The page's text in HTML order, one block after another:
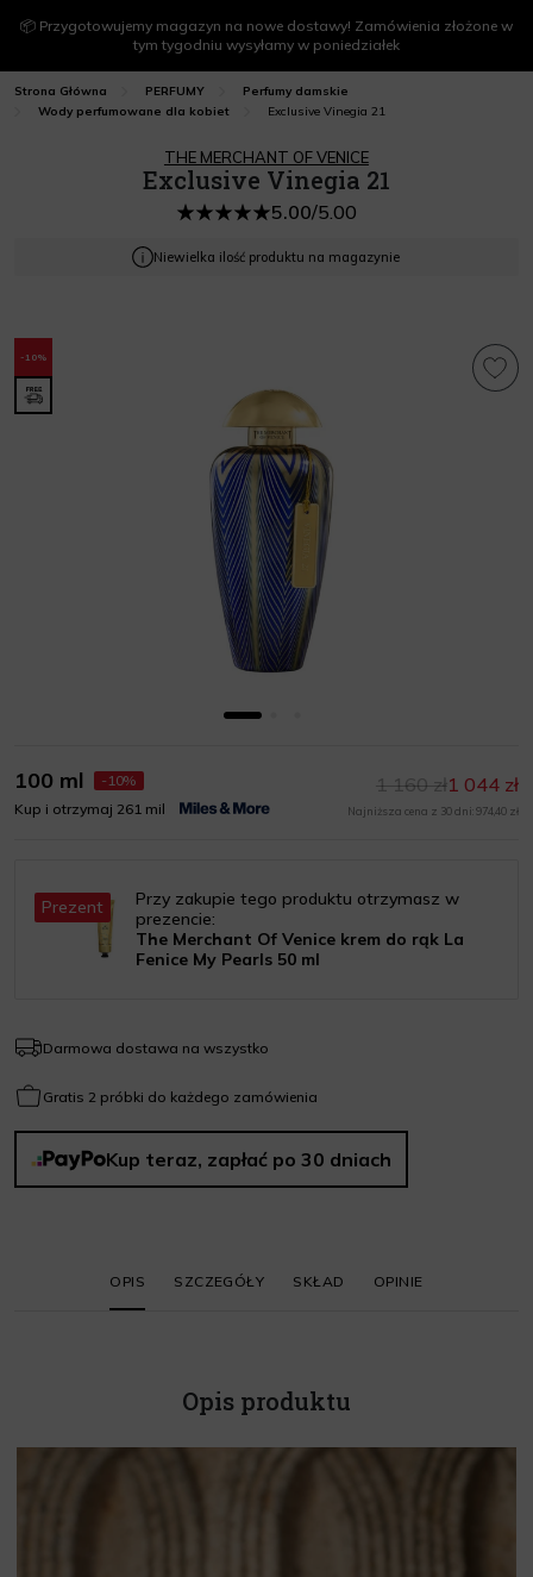
📦 Przygotowujemy magazyn na nowe dostawy! Zamówienia złożone w
tym tygodniu wysyłamy w poniedziałek
Strona Główna PERFUMY
Perfumy damskie
Wody perfumowane dla kobiet
Exclusive Vinegia 21
THE MERCHANT OF VENICE
Exclusive Vinegia 21
5.00/5.00
Niewielka ilość produktu na magazynie
-10%
100 ml
-10%
Kup i otrzymaj 261 mil
1 044 zł
1 160 zł
Najniższa cena z 30 dni: 974,40 zł
Prezent
Przy zakupie tego produktu otrzymasz w
prezencie:
The Merchant Of Venice krem do rąk La
Fenice My Pearls 50 ml
Darmowa dostawa na wszystko
Gratis 2 próbki do każdego zamówienia
Kup teraz, zapłać po 30 dniach
OPIS SZCZEGÓŁY SKŁAD OPINIE
Opis produktu